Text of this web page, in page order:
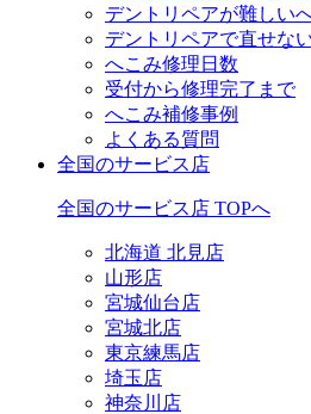
デントリペアが難しい
デントリペアで直せな
へこみ修理日数
受付から修理完了まで
へこみ補修事例
よくある質問
全国のサービス店
全国のサービス店 TOPへ
北海道 北見店
山形店
宮城仙台店
宮城北店
東京練馬店
埼玉店
神奈川店